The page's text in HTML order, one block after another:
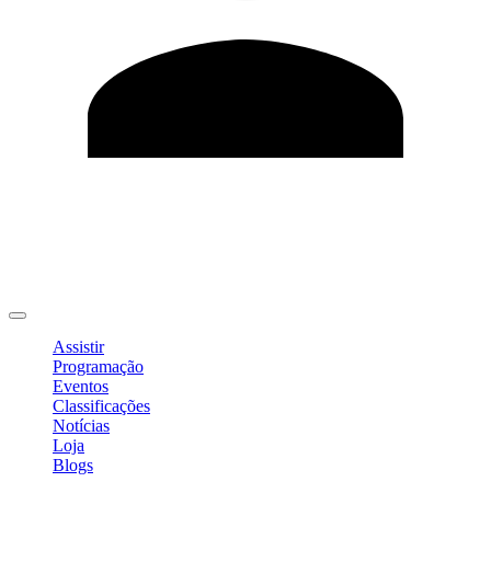
Assistir
Programação
Eventos
Classificações
Notícias
Loja
Blogs